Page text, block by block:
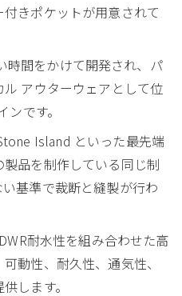
きポケットが用意されて
時間をかけて開発され、パ
アウターウェアとして位
です。
Island といった最先端
品を制作している同じ制
基準で裁断と縫製が行わ
耐水性を組み合わせた高
動性、耐久性、通気性、
します。